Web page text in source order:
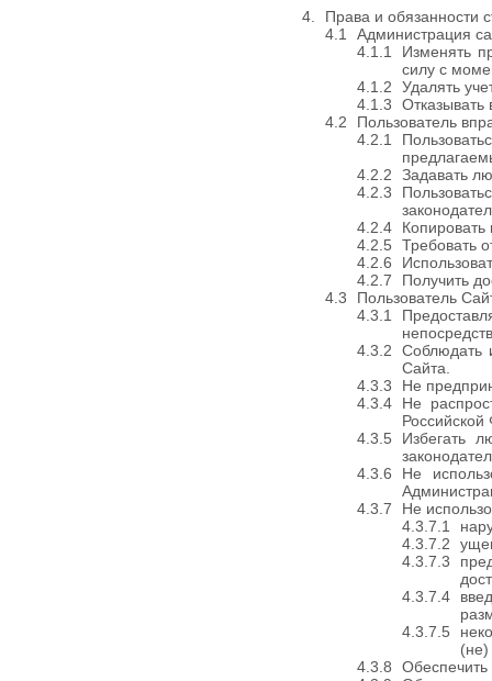
Права и обязанности
Администрация
Изменять
силу с
Удалять
Отказывать
Пользователь
Задавать
Требовать
Получить
Пользователь
Соблюдать
Сайта.
Не
Не
Избегать
Не
Не